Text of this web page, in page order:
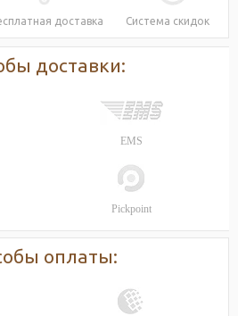
доставка Система скидок
доставки:
EMS
Pickpoint
оплаты: